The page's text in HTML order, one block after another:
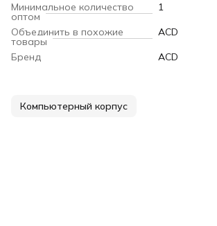
Минимальное количество
оптом
1
Объединить в похожие
товары
ACD
Бренд
ACD
Компьютерный корпус